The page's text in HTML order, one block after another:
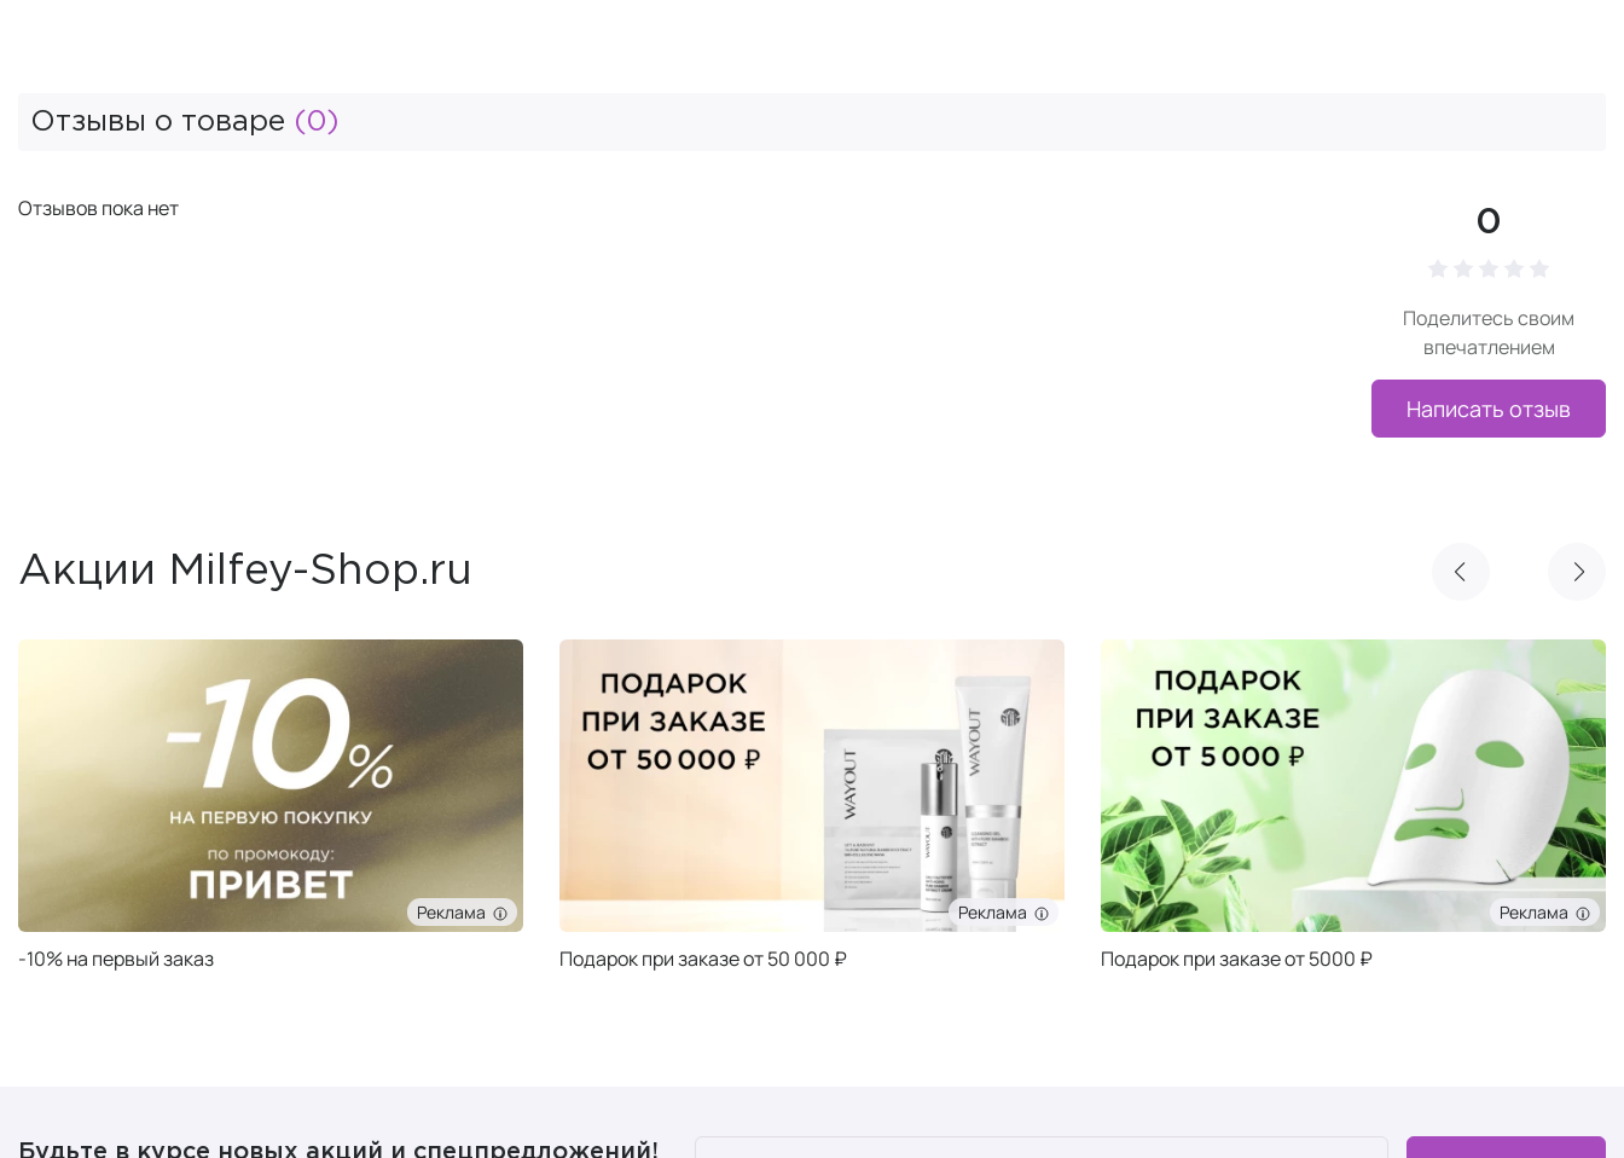
Отзывы о товаре (0)
0
Поделитесь своим
впечатлением
Написать отзыв
Отзывов пока нет
Акции Milfey-Shop.ru
Реклама
-10% на первый заказ
Реклама
Подарок при заказе от 50 000 ₽
Реклама
Подарок при заказе от 5000 ₽
Будьте в курсе новых акций и спецпредложений!